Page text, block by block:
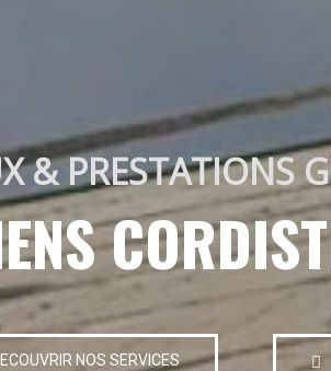
& PRESTATIONS
NOS SERVICES